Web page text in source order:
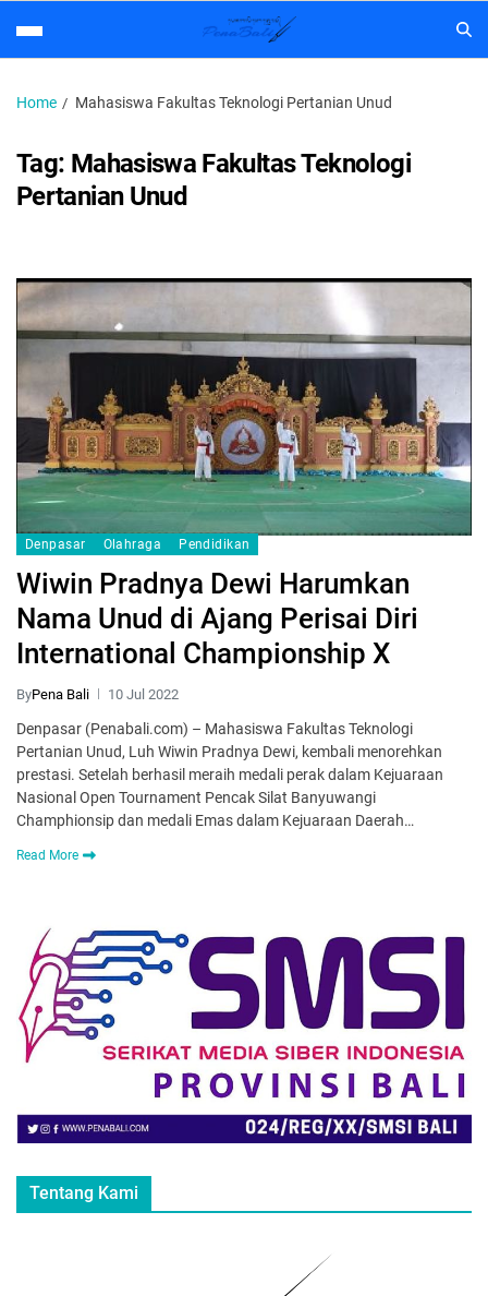
Home Mahasiswa Fakultas Teknologi Pertanian Unud
Tag: Mahasiswa Fakultas Teknologi
Pertanian Unud
Denpasar Olahraga Pendidikan
Wiwin Pradnya Dewi Harumkan
Nama Unud di Ajang Perisai Diri
International Championship X
ByPena Bali 10 Jul 2022
Denpasar (Penabali.com) – Mahasiswa Fakultas Teknologi
Pertanian Unud, Luh Wiwin Pradnya Dewi, kembali menorehkan
prestasi. Setelah berhasil meraih medali perak dalam Kejuaraan
Nasional Open Tournament Pencak Silat Banyuwangi
Champhionsip dan medali Emas dalam Kejuaraan Daerah…
Read More
Tentang Kami